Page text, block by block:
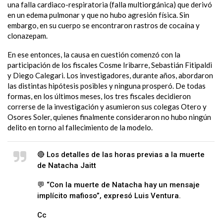
una falla cardiaco-respiratoria (falla multiorgánica) que derivó
en un edema pulmonar y que no hubo agresión física. Sin
embargo, en su cuerpo se encontraron rastros de cocaína y
clonazepam.
En ese entonces, la causa en cuestión comenzó con la
participación de los fiscales Cosme Iribarre, Sebastián Fitipaldi
y Diego Calegari. Los investigadores, durante años, abordaron
las distintas hipótesis posibles y ninguna prosperó. De todas
formas, en los últimos meses, los tres fiscales decidieron
correrse de la investigación y asumieron sus colegas Otero y
Osores Soler, quienes finalmente consideraron no hubo ningún
delito en torno al fallecimiento de la modelo.
🔴 Los detalles de las horas previas a la muerte
de Natacha Jaitt
💬 “Con la muerte de Natacha hay un mensaje
implícito mafioso”, expresó Luis Ventura.
Cc